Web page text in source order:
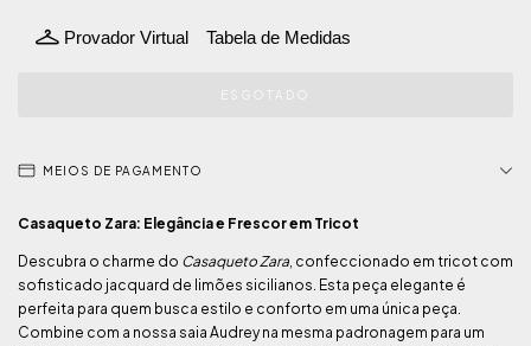
Provador Virtual Tabela de Medidas
MEIOS DE PAGAMENTO
Casaqueto Zara: Elegância e Frescor em Tricot
Descubra o charme do Casaqueto Zara, confeccionado em tricot com
sofisticado jacquard de limões sicilianos. Esta peça elegante é
perfeita para quem busca estilo e conforto em uma única peça.
Combine com a nossa saia Audrey na mesma padronagem para um